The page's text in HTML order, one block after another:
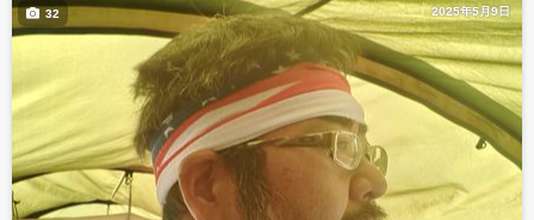
2025年5月9日
32